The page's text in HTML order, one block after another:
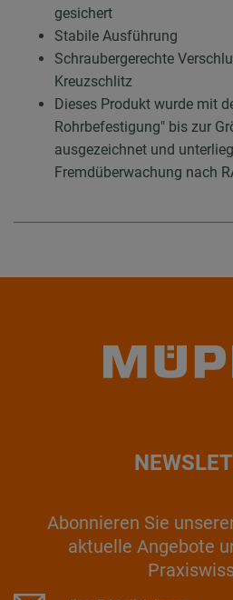
gesichert
Stabile Ausführung
Schraubergerechte
Kreuzschlitz
Dieses Produkt wurde mit
Rohrbefestigung" bis zur
ausgezeichnet und
Fremdüberwachung nach
Abonnieren Sie
aktuelle Angebote